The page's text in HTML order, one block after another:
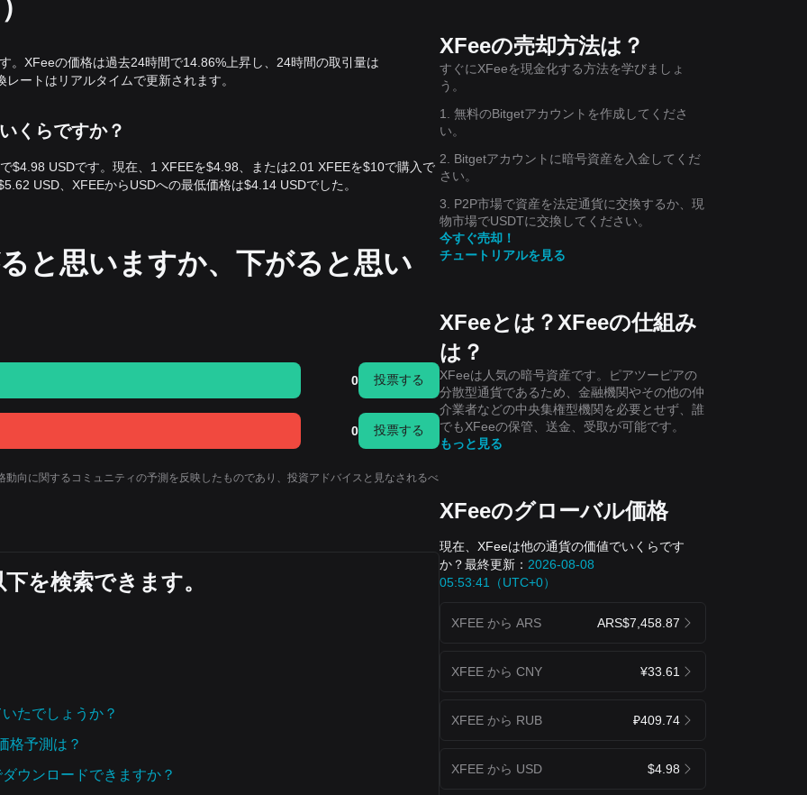
。XFeeの価格は過去24時間で14.86%上昇し、24時間の取引量は
ートはリアルタイムで更新されます。
くらですか？
$4.98 USDです。現在、1 XFEEを$4.98、または2.01 XFEEを$10で購入で
USD、XFEEからUSDへの最低価格は$4.14 USDでした。
と思いますか、下がると思い
0 投票する
0 投票する
向に関するコミュニティの予測を反映したものであり、投資アドバイスと見なされるべ
を検索できます。
たでしょうか？
格予測は？
ウンロードできますか？
XFeeの売却方法は？
すぐにXFeeを現金化する方法を学びましょ
う。
1. 無料のBitgetアカウントを作成してくださ
い。
2. Bitgetアカウントに暗号資産を入金してくだ
さい。
3. P2P市場で資産を法定通貨に交換するか、現
物市場でUSDTに交換してください。
今すぐ売却！
チュートリアルを見る
XFeeとは？XFeeの仕組み
は？
XFeeは人気の暗号資産です。ピアツーピアの
分散型通貨であるため、金融機関やその他の仲
介業者などの中央集権型機関を必要とせず、誰
でもXFeeの保管、送金、受取が可能です。
もっと見る
XFeeのグローバル価格
現在、XFeeは他の通貨の価値でいくらです
か？最終更新： 2026-08-08
05:53:41（UTC+0）
XFEE から ARS ARS$7,458.87
XFEE から CNY ¥33.61
XFEE から RUB ₽409.74
XFEE から USD $4.98